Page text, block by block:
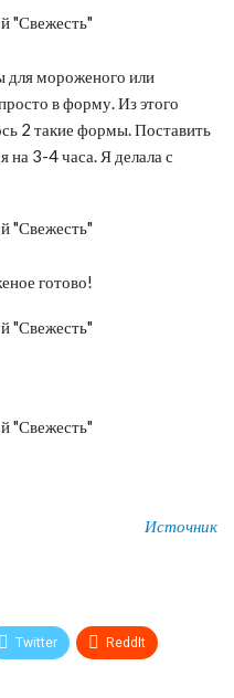
для мороженого или
в форму. Из этого
2 такие формы. Поставить
на 3-4 часа. Я делала с
готово!
Источник
Twitter ReddIt